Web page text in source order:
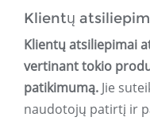
Klientų
Klientų atsiliepimai
vertinant tokio
patikimumą. Jie
naudotojų patirtį ir